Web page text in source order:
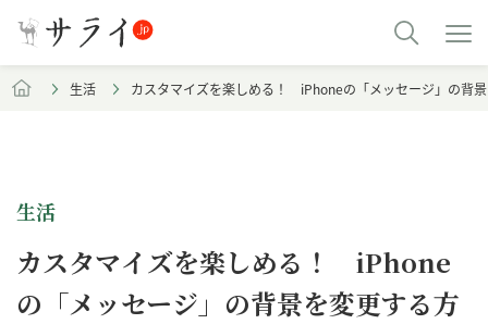
生活 カスタマイズを楽しめる！ iPhoneの「メッセージ」の背
生活
カスタマイズを楽しめる！ iPhone
の「メッセージ」の背景を変更する方